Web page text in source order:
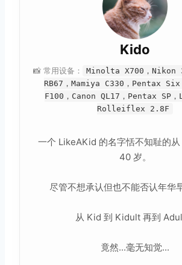
Kido
📸 常用设备：
Minolta X700，Nikon
RB67，Mamiya C330，Pentax
F100，Canon QL17，Pentax SP，
Rolleiflex 2.8F
一个 LikeAKid 的名字恬不知耻的
40 岁。
尽管不想承认但也不能否认年华
从 Kid 到 Kidult 再到
竟然...毫无知觉...